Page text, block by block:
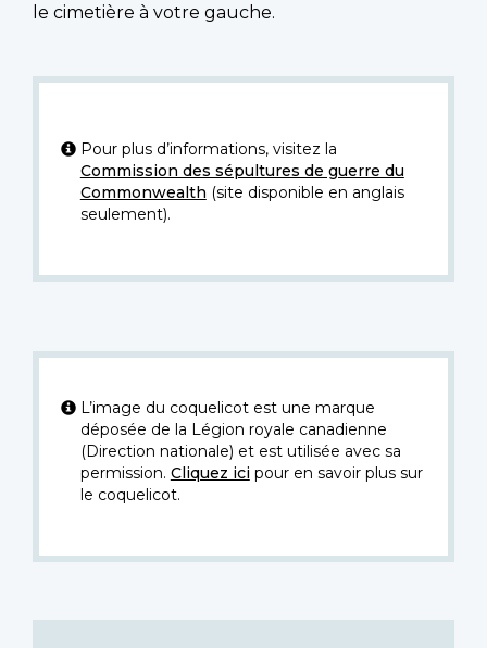
le cimetière à votre gauche.
Pour plus d’informations, visitez la
Commission des sépultures de guerre du
Commonwealth (site disponible en anglais
seulement).
L’image du coquelicot est une marque
déposée de la Légion royale canadienne
(Direction nationale) et est utilisée avec sa
permission. Cliquez icipour en savoir plus sur
le coquelicot.